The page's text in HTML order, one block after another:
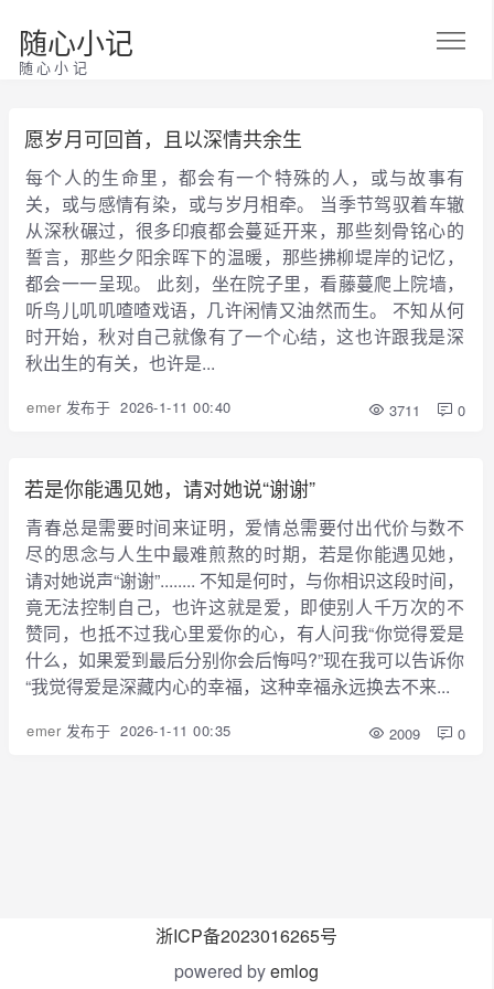
随心小记
随心小记
愿岁月可回首，且以深情共余生
每个人的生命里，都会有一个特殊的人，或与故事有
关，或与感情有染，或与岁月相牵。 当季节驾驭着车辙
从深秋碾过，很多印痕都会蔓延开来，那些刻骨铭心的
誓言，那些夕阳余晖下的温暖，那些拂柳堤岸的记忆，
都会一一呈现。 此刻，坐在院子里，看藤蔓爬上院墙，
听鸟儿叽叽喳喳戏语，几许闲情又油然而生。 不知从何
时开始，秋对自己就像有了一个心结，这也许跟我是深
秋出生的有关，也许是...
emer 发布于 2026-1-11 00:40 3711 0
若是你能遇见她，请对她说“谢谢”
青春总是需要时间来证明，爱情总需要付出代价与数不
尽的思念与人生中最难煎熬的时期，若是你能遇见她，
请对她说声“谢谢”........ 不知是何时，与你相识这段时间，
竟无法控制自己，也许这就是爱，即使别人千万次的不
赞同，也抵不过我心里爱你的心，有人问我“你觉得爱是
什么，如果爱到最后分别你会后悔吗?”现在我可以告诉你
“我觉得爱是深藏内心的幸福，这种幸福永远换去不来...
emer 发布于 2026-1-11 00:35 2009 0
浙ICP备2023016265号
powered byemlog